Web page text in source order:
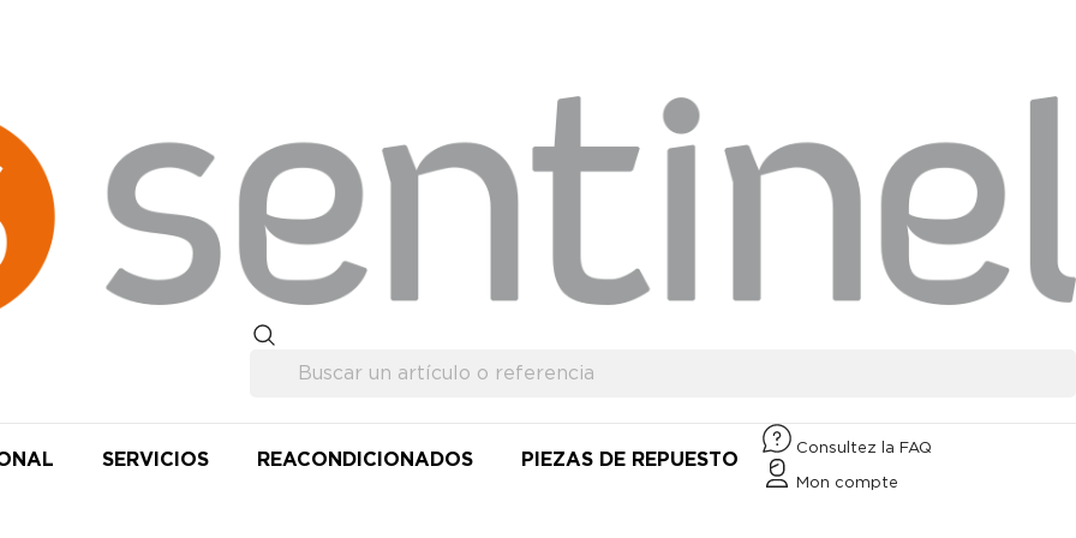
SERVICIOS REACONDICIONADOS PIEZAS DE REPUESTO
Consultez la FAQ
Mon compte